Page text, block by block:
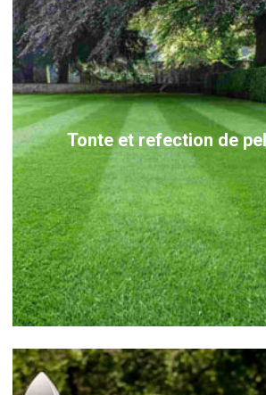
Tonte et refection de